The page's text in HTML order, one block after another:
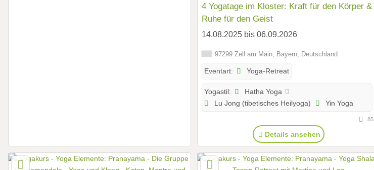
4 Yogatage im Kloster: Kraft für den Körper &
Ruhe für den Geist
14.08.2025 bis 06.09.2026
97299 Zell am Main, Bayern, Deutschland
Eventart: Yoga-Retreat
Yogastil:
Hatha Yoga
Lu Jong (tibetisches Heilyoga)
Yin Yoga
85
Details ansehen